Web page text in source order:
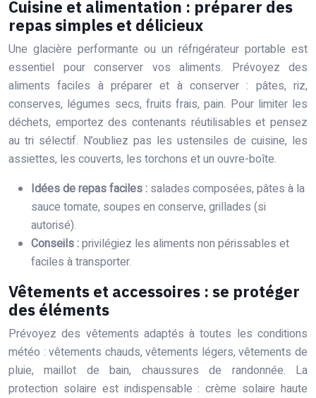
Cuisine et alimentation : préparer des
repas simples et délicieux
Une glacière performante ou un réfrigérateur portable est
essentiel pour conserver vos aliments. Prévoyez des
aliments faciles à préparer et à conserver : pâtes, riz,
conserves, légumes secs, fruits frais, pain. Pour limiter les
déchets, emportez des contenants réutilisables et pensez
au tri sélectif. N’oubliez pas les ustensiles de cuisine, les
assiettes, les couverts, les torchons et un ouvre-boîte.
Idées de repas faciles : salades composées, pâtes à la
sauce tomate, soupes en conserve, grillades (si
autorisé).
Conseils :privilégiez les aliments non périssables et
faciles à transporter.
Vêtements et accessoires : se protéger
des éléments
Prévoyez des vêtements adaptés à toutes les conditions
météo : vêtements chauds, vêtements légers, vêtements de
pluie, maillot de bain, chaussures de randonnée. La
protection solaire est indispensable : crème solaire haute